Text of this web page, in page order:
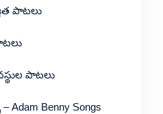
పాటలు
పాటలు
Benny Songs